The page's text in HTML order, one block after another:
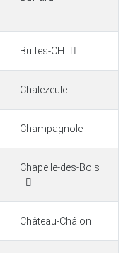
Buttes-CH
Chalezeule
Champagnole
Chapelle-des-Bois
Château-Châlon